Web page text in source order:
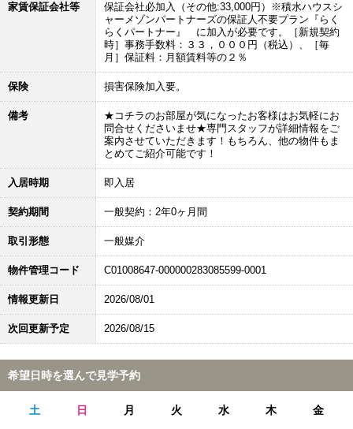
家賃保証会社等
保証会社必加入（その他:33,000円）※積水ハウスシ
ャーメゾンパートナーズの保証人不要プラン『らく
らくパートナー』 に加入が必要です。［新規契約
時］事務手数料：３３，０００円（税込）、［毎
月］保証料：月額賃料等の２％
保険 損害保険加入要。
備考
★コチラのお部屋が気になったお客様はお気軽にお
問合せくださいませ★専門スタッフが詳細情報をご
案内させていただきます！もちろん、他の物件もま
とめてご紹介可能です！
入居時期 即入居
契約期間 一般契約：2年0ヶ月間
取引形態 一般媒介
物件管理コード C01008647-000000283085599-0001
情報更新日 2026/08/01
次回更新予定 2026/08/15
希望日時を選んで見学予約
土 日 月 火 水 木 金